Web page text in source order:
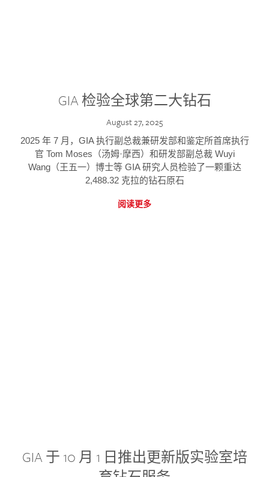
GIA 检验全球第二大钻石
August 27, 2025
2025 年 7 月，GIA 执行副总裁兼研发部和鉴定所首席执行
官 Tom Moses（汤姆·摩西）和研发部副总裁 Wuyi
Wang（王五一）博士等 GIA 研究人员检验了一颗重达
2,488.32 克拉的钻石原石
阅读更多
GIA 于 10 月 1 日推出更新版实验室培